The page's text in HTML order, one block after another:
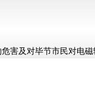
危害及对毕节市民对电